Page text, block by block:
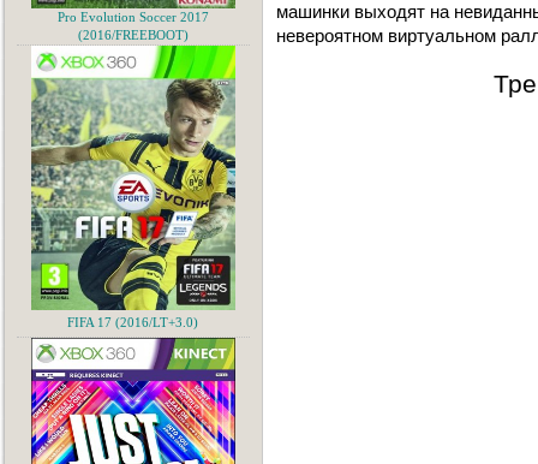
машинки выходят на
невероятном виртуальном
Pro Evolution Soccer 2017
(2016/FREEBOOT)
FIFA 17 (2016/LT+3.0)